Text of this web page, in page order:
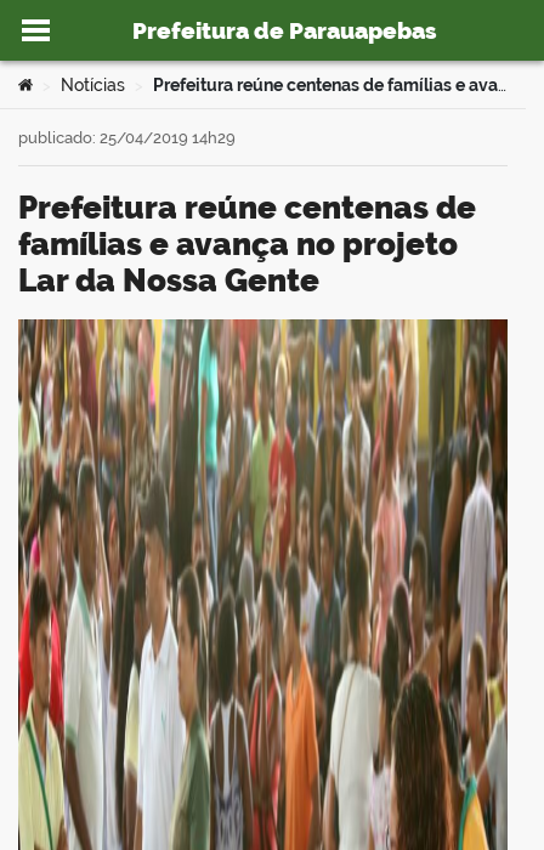
Ir para o conteúdo
Prefeitura de Parauapebas
portal
Você está aqui:
Notícias Prefeitura reúne centenas de famílias e avança no projeto Lar da Nossa Gente
Prefeitura reúne centenas de
famílias e avança no projeto
Lar da Nossa Gente
publicado: 25/04/2019 14h29